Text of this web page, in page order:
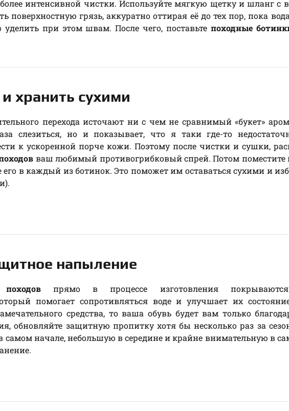
интенсивной чистки. Используйте мягкую щетку и шланг с
поверхностную грязь, аккуратно оттирая её до тех пор, пока
при этом швам. После чего, поставьтепоходные
хранить сухими
перехода источают ни с чем не сравнимый «букет»
слезиться, но и показывает, что я таки где-то
к ускоренной порче кожи. Поэтому после чистки и сушки,
ваш любимый противогрибковый спрей. Потом поместите
его в каждый из ботинок. Это поможет им оставаться сухими и
напыление
прямо в процессе изготовления
помогает сопротивляться воде и улучшает их
средства, то ваша обувь будет вам только
обновляйте защитную пропитку хотя бы несколько раз за
самом начале, небольшую в середине и крайне внимательную в